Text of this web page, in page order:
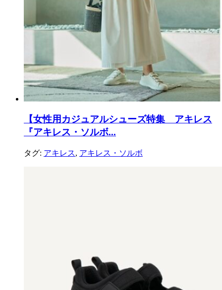
【女性用カジュアルシューズ特集 アキレス
『アキレス・ソルボ...
タグ: アキレス, アキレス・ソルボ